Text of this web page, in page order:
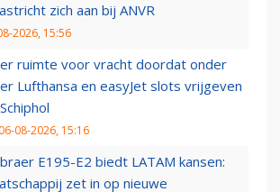
zich aan bij ANVR
2026, 15:56
ruimte voor vracht doordat onder
Lufthansa en easyJet slots vrijgeven
06-08-2026, 15:16
E195-E2 biedt LATAM kansen:
zet in op nieuwe